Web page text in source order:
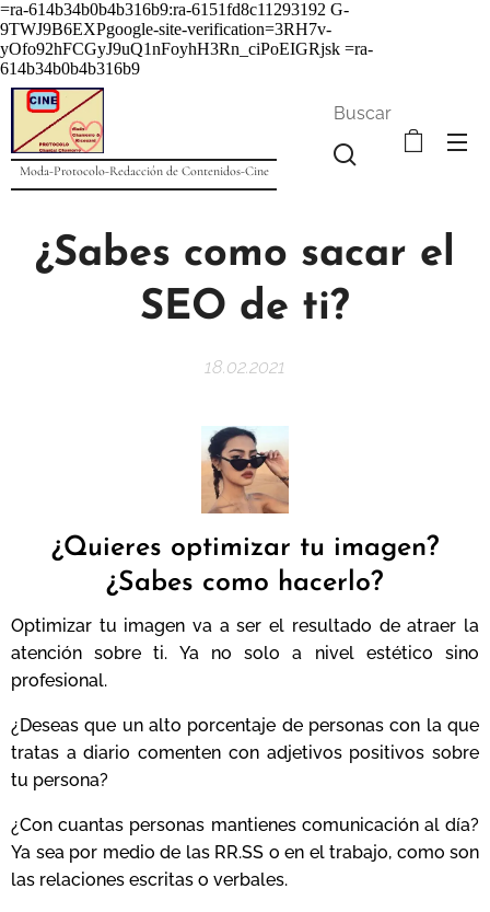
=ra-614b34b0b4b316b9:ra-6151fd8c11293192 G-
9TWJ9B6EXPgoogle-site-verification=3RH7v-
yOfo92hFCGyJ9uQ1nFoyhH3Rn_ciPoEIGRjsk =ra-
614b34b0b4b316b9
Moda-Protocolo-Redacción de Contenidos-Cine
Buscar
¿Sabes como sacar el
SEO de ti?
18.02.2021
¿Quieres optimizar tu imagen?
¿Sabes como hacerlo?
Optimizar tu imagen va a ser el resultado de atraer la
atención sobre ti. Ya no solo a nivel estético sino
profesional.
¿Deseas que un alto porcentaje de personas con la que
tratas a diario comenten con adjetivos positivos sobre
tu persona?
¿Con cuantas personas mantienes comunicación al día?
Ya sea por medio de las RR.SS o en el trabajo, como son
las relaciones escritas o verbales.